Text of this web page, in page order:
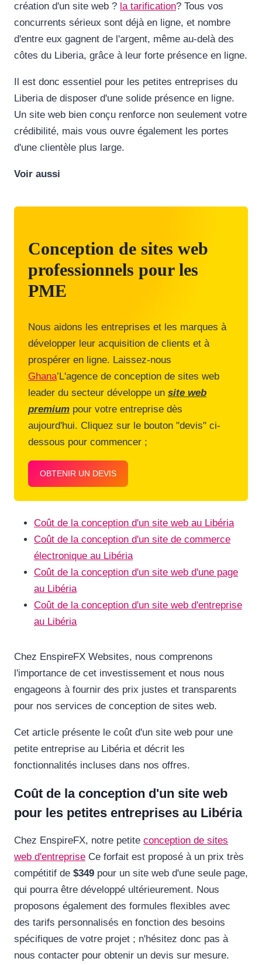
création d'un site web ? la tarification? Tous vos
concurrents sérieux sont déjà en ligne, et nombre
d'entre eux gagnent de l'argent, même au-delà des
côtes du Liberia, grâce à leur forte présence en ligne.
Il est donc essentiel pour les petites entreprises du
Liberia de disposer d'une solide présence en ligne.
Un site web bien conçu renforce non seulement votre
crédibilité, mais vous ouvre également les portes
d'une clientèle plus large.
Voir aussi
Conception de sites web
professionnels pour les
PME
Nous aidons les entreprises et les marques à
développer leur acquisition de clients et à
prospérer en ligne. Laissez-nous
Ghana’L'agence de conception de sites web
leader du secteur développe un site web
premium pour votre entreprise dès
aujourd'hui. Cliquez sur le bouton "devis" ci-
dessous pour commencer ;
OBTENIR UN DEVIS
Coût de la conception d'un site web au Libéria
Coût de la conception d'un site de commerce
électronique au Libéria
Coût de la conception d'un site web d'une page
au Libéria
Coût de la conception d'un site web d'entreprise
au Libéria
Chez EnspireFX Websites, nous comprenons
l'importance de cet investissement et nous nous
engageons à fournir des prix justes et transparents
pour nos services de conception de sites web.
Cet article présente le coût d'un site web pour une
petite entreprise au Libéria et décrit les
fonctionnalités incluses dans nos offres.
Coût de la conception d'un site web
pour les petites entreprises au Libéria
Chez EnspireFX, notre petite conception de sites
web d'entreprise Ce forfait est proposé à un prix très
compétitif de $349 pour un site web d'une seule page,
qui pourra être développé ultérieurement. Nous
proposons également des formules flexibles avec
des tarifs personnalisés en fonction des besoins
spécifiques de votre projet ; n'hésitez donc pas à
nous contacter pour obtenir un devis sur mesure.